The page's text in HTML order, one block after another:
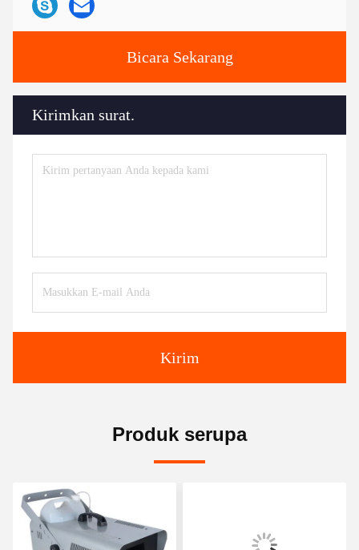
Bicara Sekarang
Kirimkan surat.
Kirim
Produk serupa